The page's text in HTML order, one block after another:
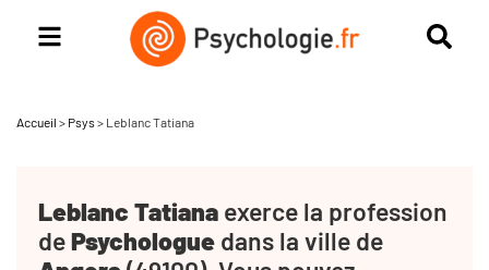
Accueil > Psys > Leblanc Tatiana
Leblanc Tatiana exerce la profession
dePsychologue dans la ville de